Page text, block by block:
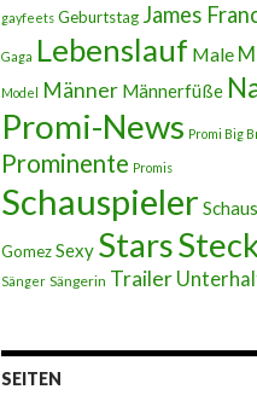
gayfeets Geburtstag James
Gaga Lebenslauf Male
Model Männer Männerfüße
Promi-News Promi Big
Prominente Promis
Schauspieler
GomezSexy Stars
Sänger Sängerin Trailer
SEITEN